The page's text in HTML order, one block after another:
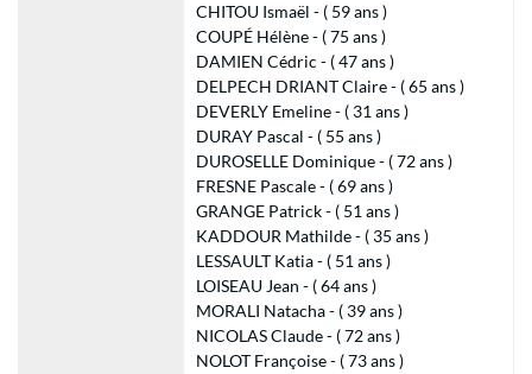
CHITOU Ismaël - ( 59 ans )
COUPÉ Hélène - ( 75 ans )
DAMIEN Cédric - ( 47 ans )
DELPECH DRIANT Claire - ( 65 ans )
DEVERLY Emeline - ( 31 ans )
DURAY Pascal - ( 55 ans )
DUROSELLE Dominique - ( 72 ans )
FRESNE Pascale - ( 69 ans )
GRANGE Patrick - ( 51 ans )
KADDOUR Mathilde - ( 35 ans )
LESSAULT Katia - ( 51 ans )
LOISEAU Jean - ( 64 ans )
MORALI Natacha - ( 39 ans )
NICOLAS Claude - ( 72 ans )
NOLOT Françoise - ( 73 ans )